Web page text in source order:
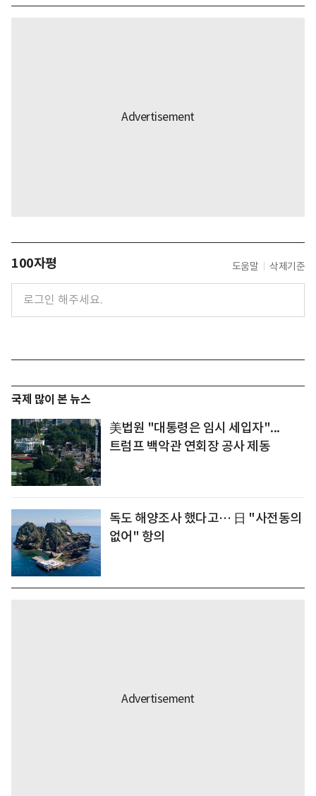
100자평 도움말 삭제기준
국제 많이 본 뉴스
美법원 "대통령은 임시 세입자"...
트럼프 백악관 연회장 공사 제동
독도 해양조사 했다고… 日 "사전동의
없어" 항의